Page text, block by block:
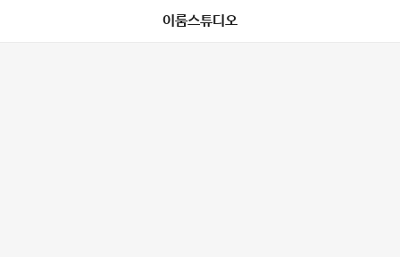
이룸스튜디오